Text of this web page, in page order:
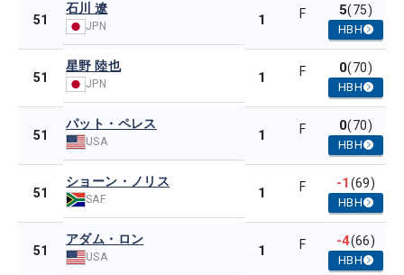
51
石川 遼
JPN 1 F 5(75)
HBH
51
星野 陸也
JPN 1 F 0(70)
HBH
51
パット・ペレス
USA 1 F 0(70)
HBH
51
ショーン・ノリス
SAF 1 F -1(69)
HBH
51
アダム・ロン
USA 1 F -4(66)
HBH